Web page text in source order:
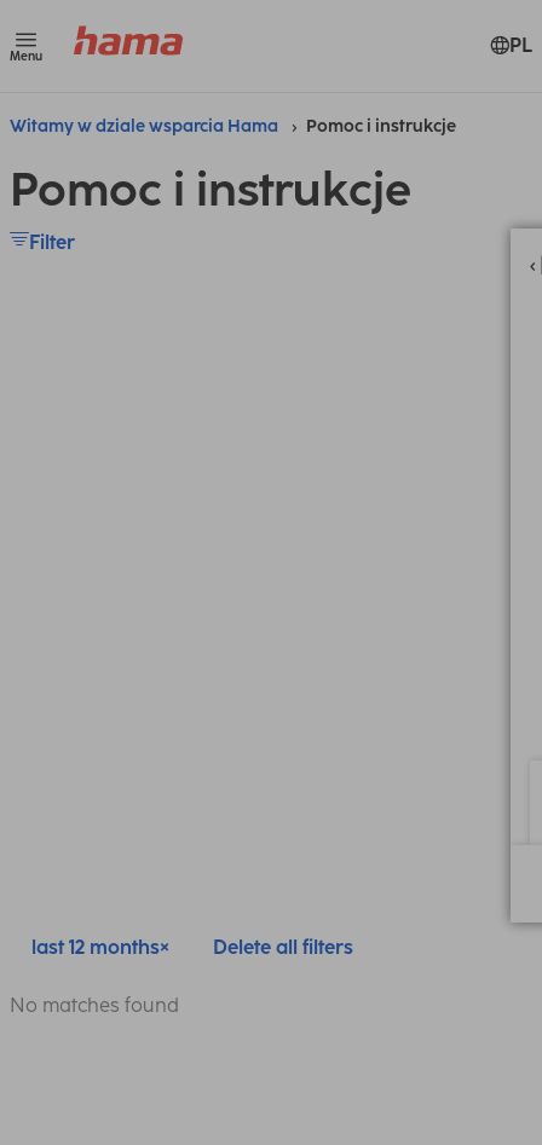
Menu PL
Witamy w dziale wsparcia Hama Pomoc i instrukcje
Pomoc i instrukcje
Filter
last 12 months Delete all filters
No matches found